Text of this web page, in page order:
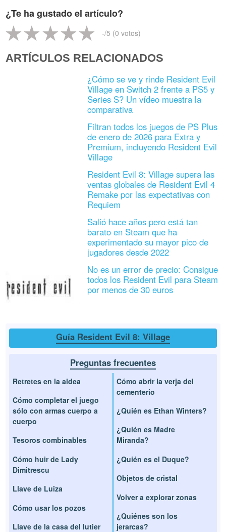
¿Te ha gustado el artículo?
-/5 (0 votos)
ARTÍCULOS RELACIONADOS
¿Cómo se ve y rinde Resident Evil
Village en Switch 2 frente a PS5 y
Series S? Un vídeo muestra la
comparativa
Filtran todos los juegos de PS Plus
de enero de 2026 para Extra y
Premium, incluyendo Resident Evil
Village
Resident Evil 8: Village supera las
ventas globales de Resident Evil 4
Remake por las expectativas con
Requiem
Salió hace años pero está tan
barato en Steam que ha
experimentado su mayor pico de
jugadores desde 2022
No es un error de precio: Consigue
todos los Resident Evil para Steam
por menos de 30 euros
Guía Resident Evil 8: Village
Preguntas frecuentes
Retretes en la aldea
Cómo completar el juego
sólo con armas cuerpo a
cuerpo
Tesoros combinables
Cómo huir de Lady
Dimitrescu
Llave de Luiza
Cómo usar los pozos
Llave de la casa del lutier
Cómo abrir la verja del
cementerio
¿Quién es Ethan Winters?
¿Quién es Madre
Miranda?
¿Quién es el Duque?
Objetos de cristal
Volver a explorar zonas
¿Quiénes son los
jerarcas?